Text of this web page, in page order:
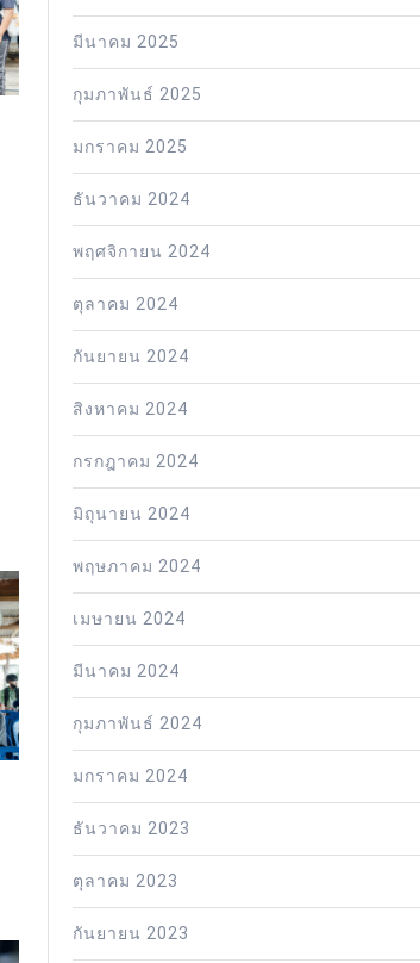
มีนาคม 2025
กุมภาพันธ์ 2025
มกราคม 2025
ธันวาคม 2024
พฤศจิกายน 2024
ตุลาคม 2024
กันยายน 2024
สิงหาคม 2024
กรกฎาคม 2024
มิถุนายน 2024
พฤษภาคม 2024
เมษายน 2024
มีนาคม 2024
กุมภาพันธ์ 2024
มกราคม 2024
ธันวาคม 2023
ตุลาคม 2023
กันยายน 2023